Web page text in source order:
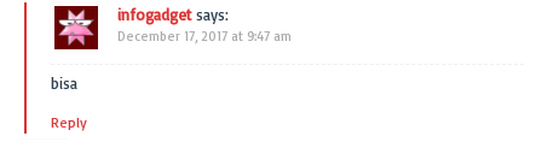
infogadget says:
December 17, 2017 at 9:47 am
bisa
Reply